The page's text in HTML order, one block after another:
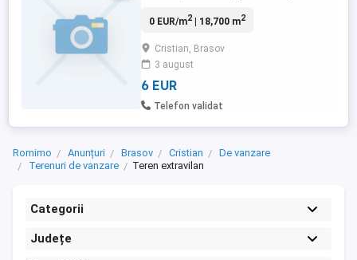
0 EUR/m2| 18,700 m2
Cristian, Brasov
3 august
6 EUR
Telefon validat
Romimo Anunțuri Brasov Cristian
De vanzare
Terenuri de vanzare
Teren extravilan
Categorii
Județe